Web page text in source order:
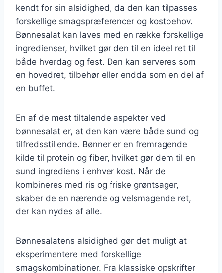
kendt for sin alsidighed, da den kan tilpasses
forskellige smagspræferencer og kostbehov.
Bønnesalat kan laves med en række forskellige
ingredienser, hvilket gør den til en ideel ret til
både hverdag og fest. Den kan serveres som
en hovedret, tilbehør eller endda som en del af
en buffet.
En af de mest tiltalende aspekter ved
bønnesalat er, at den kan være både sund og
tilfredsstillende. Bønner er en fremragende
kilde til protein og fiber, hvilket gør dem til en
sund ingrediens i enhver kost. Når de
kombineres med ris og friske grøntsager,
skaber de en nærende og velsmagende ret,
der kan nydes af alle.
Bønnesalatens alsidighed gør det muligt at
eksperimentere med forskellige
smagskombinationer. Fra klassiske opskrifter